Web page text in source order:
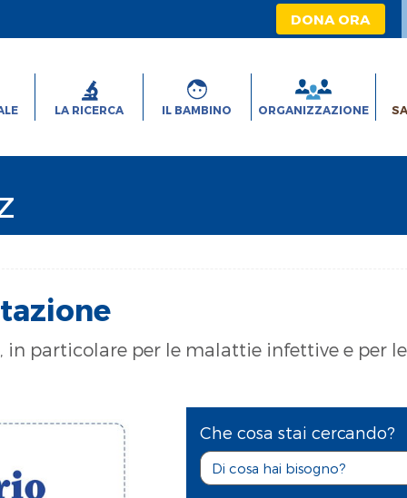
DONA ORA
LA RICERCA IL BAMBINO ORGANIZZAZIONE
particolare per le malattie infettive e per
Che cosa stai cercando?